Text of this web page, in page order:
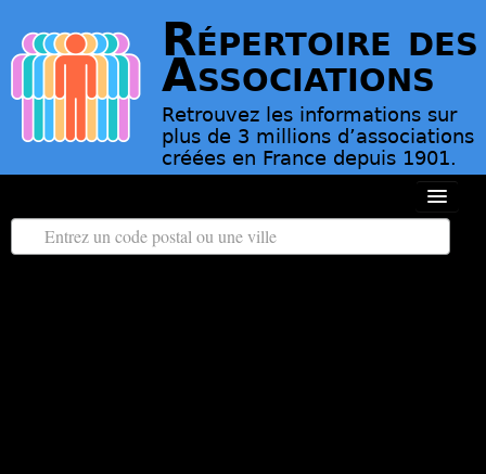
Répertoire des
Associations
Retrouvez les informations sur
plus de 3 millions d’associations
créées en France depuis 1901.